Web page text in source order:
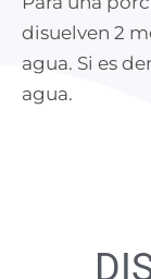
disuelven 2
agua. Si es
agua.